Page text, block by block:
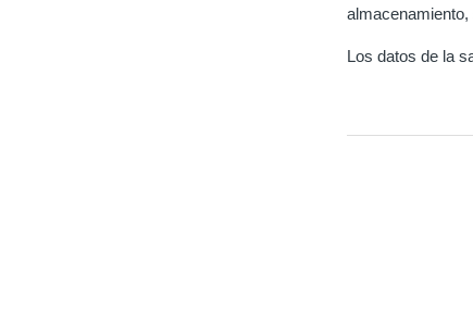
Los datos de la